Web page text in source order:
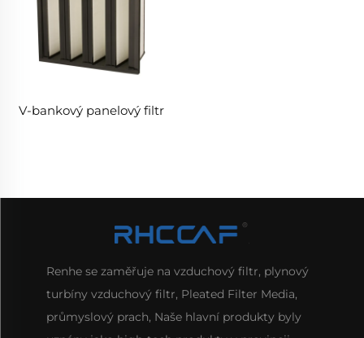
V-bankový panelový filtr
Renhe se zaměřuje na vzduchový filtr, plynový
turbíny vzduchový filtr, Pleated Filter Media,
průmyslový prach, Naše hlavní produkty byly